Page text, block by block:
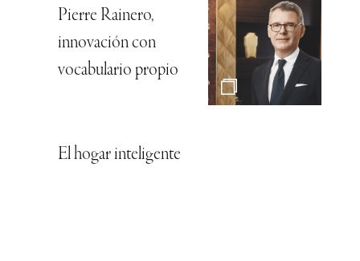
Pierre Rainero,
innovación con
vocabulario propio
El hogar inteligente